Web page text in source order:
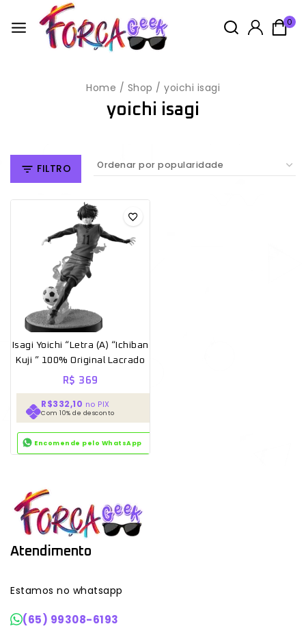
0
Home / Shop / yoichi isagi
yoichi isagi
FILTRO
Isagi Yoichi “Letra (A) “Ichiban
Kuji ” 100% Original Lacrado
R$ 369
R$332,10 no PIX
Com 10% de desconto
Encomende pelo WhatsApp
Atendimento
Estamos no whatsapp
(65) 99308-6193